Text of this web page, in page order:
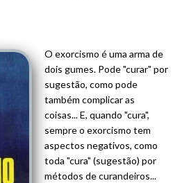
O exorcismo é uma arma de
dois gumes. Pode "curar" por
sugestão, como pode
também complicar as
coisas... E, quando "cura",
sempre o exorcismo tem
aspectos negativos, como
toda "cura" (sugestão) por
métodos de curandeiros...